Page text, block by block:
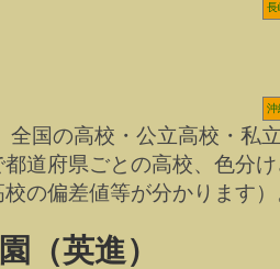
長
沖
国の高校・公立高校・私
道府県ごとの高校、色分
の偏差値等が分かります
（英進）